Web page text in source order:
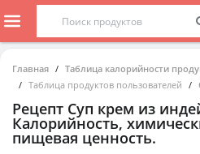
Главная
Таблица калорийности
Таблица продуктов пользователей
Рецепт Суп крем из
Калорийность,
пищевая ценность.